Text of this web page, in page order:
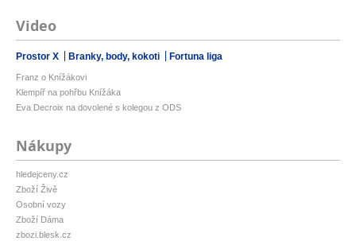
Video
Prostor X Branky, body, kokoti Fortuna liga
Franz o Knížákovi
Klempíř na pohřbu Knížáka
Eva Decroix na dovolené s kolegou z ODS
Nákupy
hledejceny.cz
Zboží Živě
Osobní vozy
Zboží Dáma
zbozi.blesk.cz